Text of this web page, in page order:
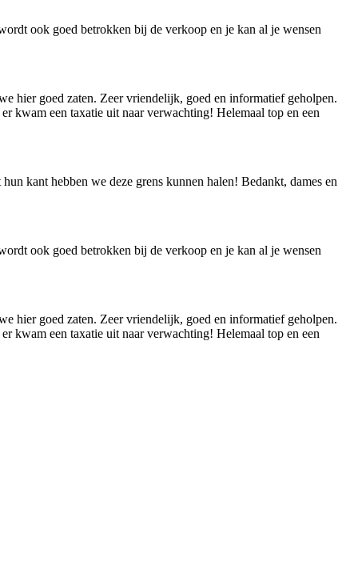
ook goed betrokken bij de verkoop en je kan al je wensen
hier goed zaten. Zeer vriendelijk, goed en informatief geholpen.
kwam een taxatie uit naar verwachting! Helemaal top en een
kant hebben we deze grens kunnen halen! Bedankt, dames en
ook goed betrokken bij de verkoop en je kan al je wensen
hier goed zaten. Zeer vriendelijk, goed en informatief geholpen.
kwam een taxatie uit naar verwachting! Helemaal top en een